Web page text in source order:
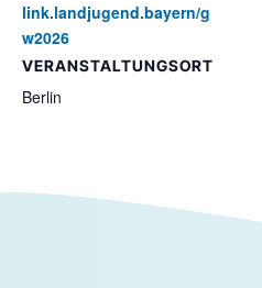
link.landjugend.bayern/g
w2026
VERANSTALTUNGSORT
Berlin